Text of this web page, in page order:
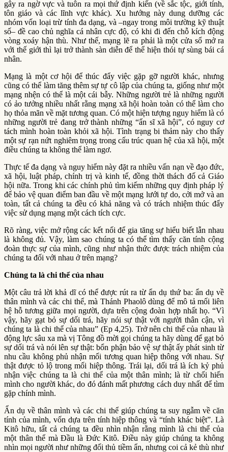
gây ra ngờ vực và tuôn ra mọi thứ định kiến (về sắc tộc, giới tính,
tôn giáo và các lĩnh vực khác). Xu hướng này dung dưỡng các
nhóm vốn loại trừ tính đa dạng, và –ngay trong môi trường kỹ thuật
số– đề cao chủ nghĩa cá nhân cực độ, có khi đi đến chỗ kích động
vòng xoáy hận thù. Như thế, mạng lẽ ra phải là một cửa sổ mở ra
với thế giới thì lại trở thành sàn diễn để thể hiện thói tự sùng bái cá
nhân.
Mạng là một cơ hội để thúc đẩy việc gặp gỡ người khác, nhưng
cũng có thể làm tăng thêm sự tự cô lập của chúng ta, giống như một
mạng nhện có thể là một cái bẫy. Những người trẻ là những người
có ảo tưởng nhiều nhất rằng mạng xã hội hoàn toàn có thể làm cho
họ thỏa mãn về mặt tương quan. Có một hiện tượng nguy hiểm là có
những người trẻ đang trở thành những “ẩn sĩ xã hội”, có nguy cơ
tách mình hoàn toàn khỏi xã hội. Tình trạng bi thảm này cho thấy
một sự rạn nứt nghiêm trọng trong cấu trúc quan hệ của xã hội, một
điều chúng ta không thể làm ngơ.
Thực tế đa dạng và nguy hiểm này đặt ra nhiều vấn nạn về đạo đức,
xã hội, luật pháp, chính trị và kinh tế, đồng thời thách đố cả Giáo
hội nữa. Trong khi các chính phủ tìm kiếm những quy định pháp lý
để bảo vệ quan điểm ban đầu về một mạng lưới tự do, cởi mở và an
toàn, tất cả chúng ta đều có khả năng và có trách nhiệm thúc đẩy
việc sử dụng mạng một cách tích cực.
Rõ ràng, việc mở rộng các kết nối để gia tăng sự hiểu biết lẫn nhau
là không đủ. Vậy, làm sao chúng ta có thể tìm thấy căn tính cộng
đoàn thực sự của mình, cũng như nhận thức được trách nhiệm của
chúng ta đối với nhau ở trên mạng?
Chúng ta là chi thể của nhau
Một câu trả lời khả dĩ có thể được rút ra từ ẩn dụ thứ ba: ẩn dụ về
thân mình và các chi thể, mà Thánh Phaolô dùng để mô tả mối liên
hệ hỗ tương giữa mọi người, dựa trên cộng đoàn hợp nhất họ. “Vì
vậy, hãy gạt bỏ sự dối trá, hãy nói sự thật với người thân cận, vì
chúng ta là chi thể của nhau” (Ep 4,25). Trở nên chi thể của nhau là
động lực sâu xa mà vị Tông đồ mời gọi chúng ta hãy dùng để gạt bỏ
sự dối trá và nói lên sự thật: bổn phận bảo vệ sự thật ấy phát sinh từ
nhu cầu không phủ nhận mối tương quan hiệp thông với nhau. Sự
thật được tỏ lộ trong mối hiệp thông. Trái lại, dối trá là ích kỷ phủ
nhận việc chúng ta là chi thể của một thân mình; là từ chối hiến
mình cho người khác, do đó đánh mất phương cách duy nhất để tìm
gặp chính mình.
Ẩn dụ về thân mình và các chi thể giúp chúng ta suy ngẫm về căn
tính của mình, vốn dựa trên tính hiệp thông và “tính khác biệt”. Là
Kitô hữu, tất cả chúng ta đều nhìn nhận rằng mình là chi thể của
một thân thể mà Đầu là Đức Kitô. Điều này giúp chúng ta không
nhìn mọi người như những đối thủ tiềm ẩn, nhưng coi cả kẻ thù như